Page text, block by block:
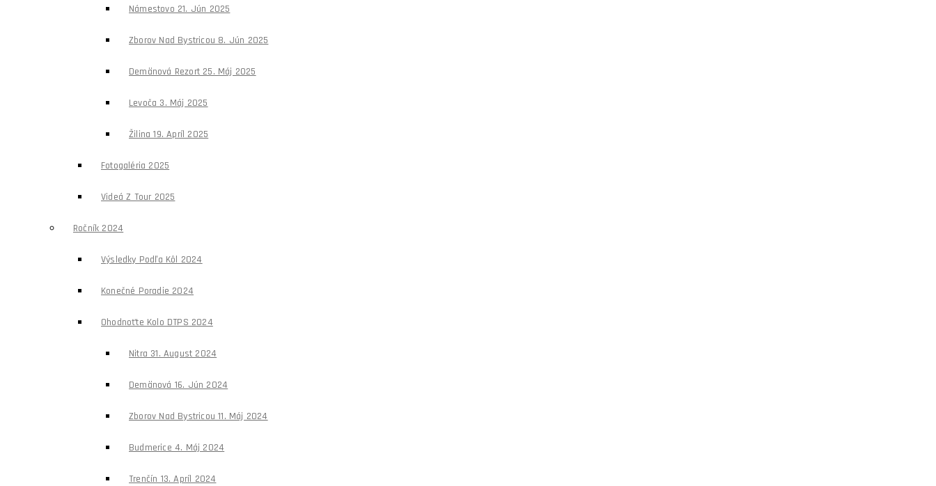
Námestovo 21. Jún 2025
Zborov Nad Bystricou 8. Jún 2025
Demänová Rezort 25. Máj 2025
Levoča 3. Máj 2025
Žilina 19. Apríl 2025
Fotogaléria 2025
Videá Z Tour 2025
Ročník 2024
Výsledky Podľa Kôl 2024
Konečné Poradie 2024
Ohodnoťte Kolo DTPS 2024
Nitra 31. August 2024
Demänová 16. Jún 2024
Zborov Nad Bystricou 11. Máj 2024
Budmerice 4. Máj 2024
Trenčín 13. Apríl 2024